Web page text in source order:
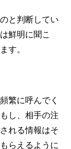
と判断してい
鮮明に聞こ
す。
繁に呼んでく
し、相手の注
れる情報はそ
らえるように